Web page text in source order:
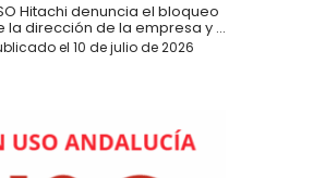
Hitachi denuncia el bloqueo
la dirección de la empresa y ...
el 10 de julio de 2026